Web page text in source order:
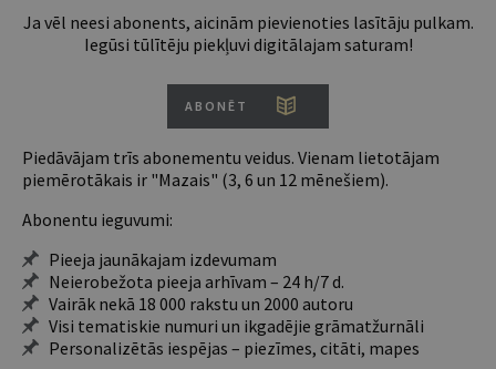
Ja vēl neesi abonents, aicinām pievienoties lasītāju pulkam.
Iegūsi tūlītēju piekļuvi digitālajam saturam!
ABONĒT
Piedāvājam trīs abonementu veidus. Vienam lietotājam
piemērotākais ir "Mazais" (3, 6 un 12 mēnešiem).
Abonentu ieguvumi:
Pieeja jaunākajam izdevumam
Neierobežota pieeja arhīvam – 24 h/7 d.
Vairāk nekā 18 000 rakstu un 2000 autoru
Visi tematiskie numuri un ikgadējie grāmatžurnāli
Personalizētās iespējas – piezīmes, citāti, mapes